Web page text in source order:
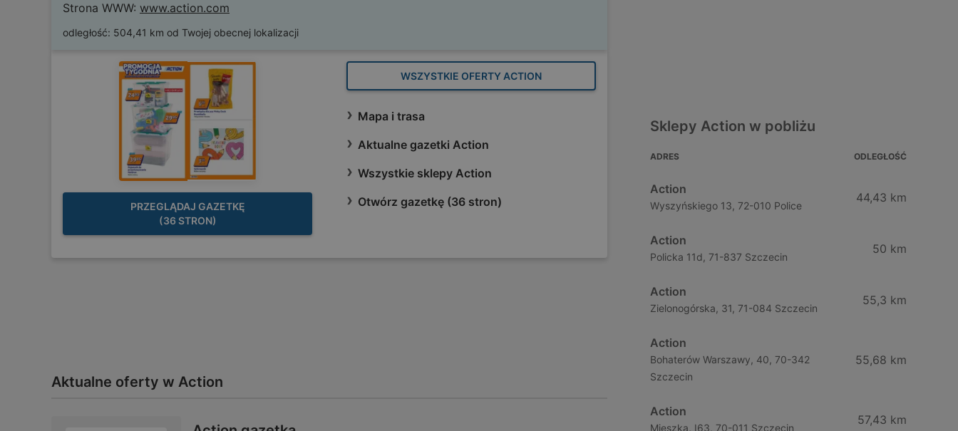
Strona WWW: www.action.com
odległość: 504,41 km od Twojej obecnej lokalizacji
PRZEGLĄDAJ GAZETKĘ
(36 STRON)
WSZYSTKIE OFERTY ACTION
Mapa i trasa
Aktualne gazetki Action
Wszystkie sklepy Action
Otwórz gazetkę (36 stron)
Aktualne oferty w Action
Sklepy Action w pobliżu
ADRES ODLEGŁOŚĆ
Action
Wyszyńskiego 13, 72-010 Police
44,43 km
Action
Policka 11d, 71-837 Szczecin
50 km
Action
Zielonogórska, 31, 71-084 Szczecin
55,3 km
Action
Bohaterów Warszawy, 40, 70-342
Szczecin
55,68 km
Action
Mieszka, I63, 70-011 Szczecin
57,43 km